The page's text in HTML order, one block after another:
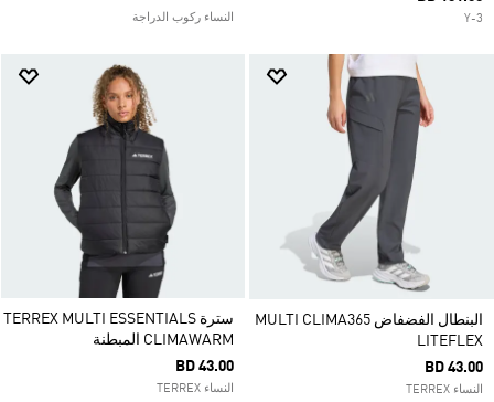
Y-3 النساء ركوب الدراجة
البنطال الفضفاض MULTI CLIMA365
LITEFLEX
BD 43.00
النساء TERREX
سترة TERREX MULTI ESSENTIALS
CLIMAWARM المبطنة
BD 43.00
النساء TERREX